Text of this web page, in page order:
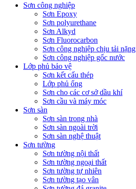
Sơn công nghiệp
Sơn Epoxy
Sơn polyurethane
Sơn Alkyd
Sơn Fluorocarbon
Sơn công nghiệp chịu tải nặng
Sơn công nghiệp gốc nước
Lớp phủ bảo vệ
Sơn kết cấu thép
Lớp phủ ống
Sơn cho các cơ sở dầu khí
Sơn cầu và máy móc
Sơn sàn
Sơn sàn trong nhà
Sơn sàn ngoài trời
Sơn sàn nghệ thuật
Sơn tường
Sơn tường nội thất
Sơn tường ngoại thất
Sơn tường tự nhiên
Sơn tường tạo vân